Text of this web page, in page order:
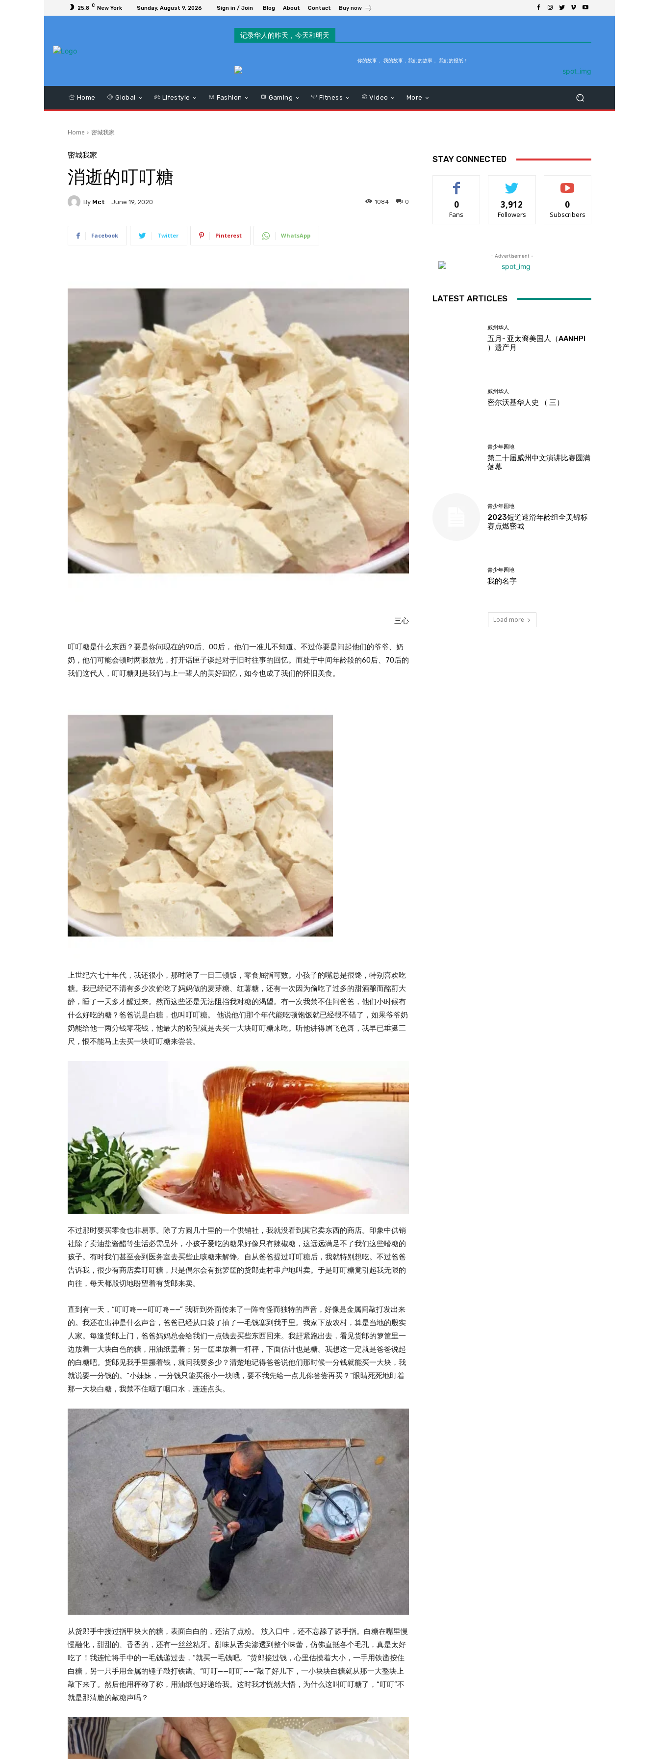
25.8 C New York Sunday, August 9, 2026 Sign in / Join Blog About Contact Buy now
记录华人的昨天，今天和明天
你的故事， 我的故事，我们的故事， 我们的报纸！
Home Global Lifestyle Fashion Gaming Fitness Video More
Home 密城我家
密城我家
消逝的叮叮糖
By Mct June 19, 2020 0
1084
Facebook Twitter Pinterest WhatsApp
三心
叮叮糖是什么东西？要是你问现在的90后、00后， 他们一准儿不知道。不过你要是问起他们的爷爷、奶
奶，他们可能会顿时两眼放光，打开话匣子谈起对于旧时往事的回忆。而处于中间年龄段的60后、70后的
我们这代人，叮叮糖则是我们与上一辈人的美好回忆，如今也成了我们的怀旧美食。
上世纪六七十年代，我还很小，那时除了一日三顿饭，零食屈指可数。小孩子的嘴总是很馋，特别喜欢吃
糖。我已经记不清有多少次偷吃了妈妈做的麦芽糖、红薯糖，还有一次因为偷吃了过多的甜酒酿而酩酊大
醉，睡了一天多才醒过来。然而这些还是无法阻挡我对糖的渴望。有一次我禁不住问爸爸，他们小时候有
什么好吃的糖？爸爸说是白糖，也叫叮叮糖。 他说他们那个年代能吃顿饱饭就已经很不错了，如果爷爷奶
奶能给他一两分钱零花钱，他最大的盼望就是去买一大块叮叮糖来吃。听他讲得眉飞色舞，我早已垂涎三
尺，恨不能马上去买一块叮叮糖来尝尝。
不过那时要买零食也非易事。除了方圆几十里的一个供销社，我就没看到其它卖东西的商店。印象中供销
社除了卖油盐酱醋等生活必需品外，小孩子爱吃的糖果好像只有辣椒糖，这远远满足不了我们这些嗜糖的
孩子。有时我们甚至会到医务室去买些止咳糖来解馋。自从爸爸提过叮叮糖后，我就特别想吃。不过爸爸
告诉我，很少有商店卖叮叮糖，只是偶尔会有挑箩筐的货郎走村串户地叫卖。于是叮叮糖竟引起我无限的
向往，每天都殷切地盼望着有货郎来卖。
直到有一天，“叮叮咚——叮叮咚——” 我听到外面传来了一阵奇怪而独特的声音，好像是金属间敲打发出来
的。我还在出神是什么声音，爸爸已经从口袋了抽了一毛钱塞到我手里。我家下放农村，算是当地的殷实
人家。每逢货郎上门，爸爸妈妈总会给我们一点钱去买些东西回来。我赶紧跑出去，看见货郎的箩筐里一
边放着一大块白色的糖，用油纸盖着；另一筐里放着一杆秤，下面估计也是糖。我想这一定就是爸爸说起
的白糖吧。货郎见我手里攥着钱，就问我要多少？清楚地记得爸爸说他们那时候一分钱就能买一大块，我
就说要一分钱的。“小妹妹，一分钱只能买很小一块哦，要不我先给一点儿你尝尝再买？”眼睛死死地盯着
那一大块白糖，我禁不住咽了咽口水，连连点头。
从货郎手中接过指甲块大的糖，表面白白的，还沾了点粉。 放入口中，还不忘舔了舔手指。白糖在嘴里慢
慢融化，甜甜的、香香的，还有一丝丝粘牙。甜味从舌尖渗透到整个味蕾，仿佛直抵各个毛孔，真是太好
吃了！我连忙将手中的一毛钱递过去，“就买一毛钱吧。”货郎接过钱，心里估摸着大小，一手用铁凿按住
白糖，另一只手用金属的锤子敲打铁凿。“叮叮——叮叮——“敲了好几下，一小块块白糖就从那一大整块上
敲下来了。然后他用秤称了称，用油纸包好递给我。这时我才恍然大悟，为什么这叫叮叮糖了，“叮叮”不
就是那清脆的敲糖声吗？
STAY CONNECTED
0
Fans
3,912
Followers
0
Subscribers
- Advertisement -
LATEST ARTICLES
威州华人
五月- 亚太裔美国人（AANHPI
）遗产月
威州华人
密尔沃基华人史 （ 三）
青少年园地
第二十届威州中文演讲比赛圆满
落幕
青少年园地
2023短道速滑年龄组全美锦标
赛点燃密城
青少年园地
我的名字
Load more